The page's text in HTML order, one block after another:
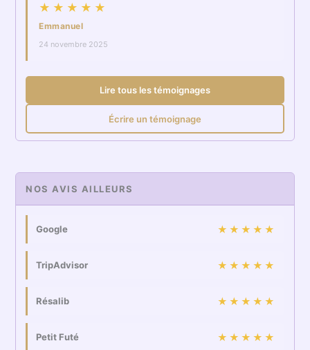
★★★★★
Emmanuel
24 novembre 2025
Lire tous les témoignages
Écrire un témoignage
NOS AVIS AILLEURS
Google ★★★★★
TripAdvisor ★★★★★
Résalib ★★★★★
Petit Futé ★★★★★